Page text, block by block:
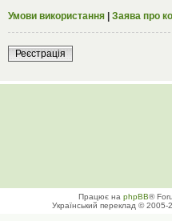
Умови використання | Заява про
Реєстрація
Працює на phpBB®
Український переклад © 2005-